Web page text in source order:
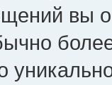
вы